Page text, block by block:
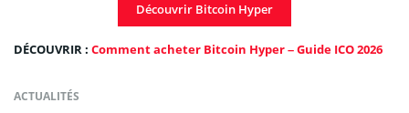
Découvrir Bitcoin Hyper
DÉCOUVRIR : Comment acheter Bitcoin Hyper – Guide ICO 2026
ACTUALITÉS